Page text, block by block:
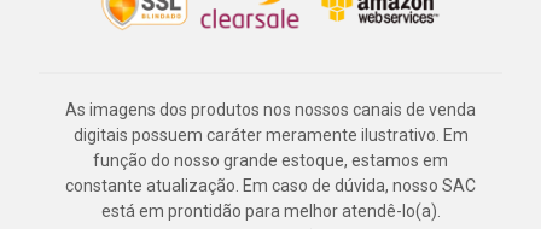
As imagens dos produtos nos nossos canais de venda
digitais possuem caráter meramente ilustrativo. Em
função do nosso grande estoque, estamos em
constante atualização. Em caso de dúvida, nosso SAC
está em prontidão para melhor atendê-lo(a).